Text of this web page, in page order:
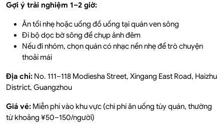
Gợi ý trải nghiệm 1–2 giờ:
Ăn tối nhẹ hoặc uống đồ uống tại quán ven sông
Đi bộ dọc bờ sông để chụp ảnh đêm
Nếu đi nhóm, chọn quán có nhạc nền nhẹ để trò chuyện
thoải mái
Địa chỉ: No. 111–118 Modiesha Street, Xingang East Road, Haizhu
District, Guangzhou
Giá vé: Miễn phí vào khu vực (chi phí ăn uống tùy quán, thường
từ khoảng ¥50–150/người)